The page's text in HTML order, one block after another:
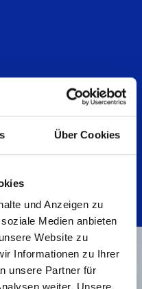
Über Cookies
und Anzeigen zu
Medien anbieten
Website zu
Informationen zu Ihrer
unsere Partner für